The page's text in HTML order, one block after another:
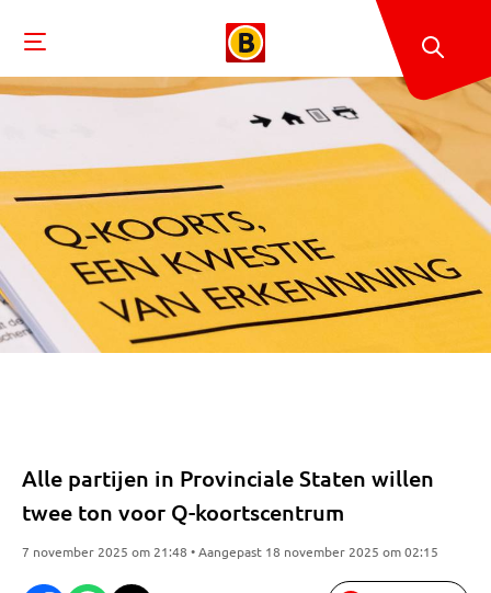
Alle partijen in Provinciale Staten willen
twee ton voor Q-koortscentrum
7 november 2025 om 21:48 • Aangepast 18 november 2025 om 02:15